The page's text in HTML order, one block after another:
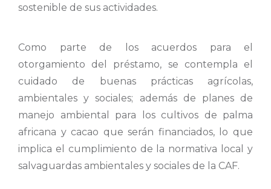
sostenible de sus actividades.
Como parte de los acuerdos para el
otorgamiento del préstamo, se contempla el
cuidado de buenas prácticas agrícolas,
ambientales y sociales; además de planes de
manejo ambiental para los cultivos de palma
africana y cacao que serán financiados, lo que
implica el cumplimiento de la normativa local y
salvaguardas ambientales y sociales de la CAF.